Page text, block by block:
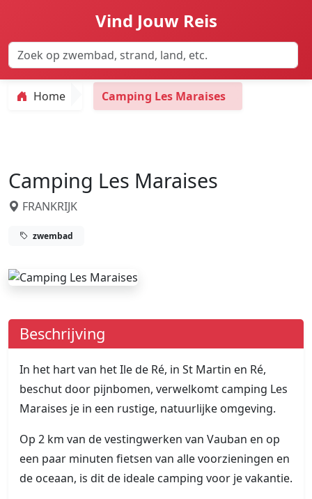
Vind Jouw Reis
Home Camping Les Maraises
Camping Les Maraises
FRANKRIJK
zwembad
Beschrijving
In het hart van het Ile de Ré, in St Martin en Ré,
beschut door pijnbomen, verwelkomt camping Les
Maraises je in een rustige, natuurlijke omgeving.
Op 2 km van de vestingwerken van Vauban en op
een paar minuten fietsen van alle voorzieningen en
de oceaan, is dit de ideale camping voor je vakantie.